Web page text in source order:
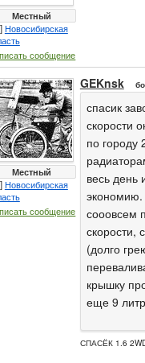
Местный
Новосибирская
сообщение
Местный
Новосибирская
сообщение
GEKnsk
спасик
скорости
по городу
весь день
экономию.
сооовсем
скорости,
(долго
крышку
еще 9
СПАСЁК 1.6